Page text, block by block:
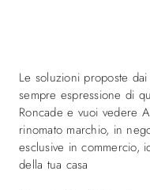
Le soluzioni proposte
sempre espressione di
Roncade e vuoi vedere
rinomato marchio, in
esclusive in commercio,
della tua casa